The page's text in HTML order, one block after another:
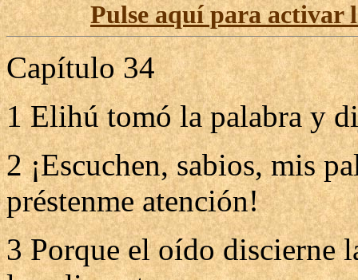
Pulse aquí para activar
Capítulo 34
1 Elihú tomó la palabra y
2 ¡Escuchen, sabios, mis
préstenme atención!
3 Porque el oído discierne